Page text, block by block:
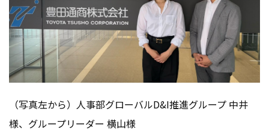
お役立ち資料
（写真左から）人事部グローバルD&I推進グループ 中井
様、グループリーダー 横山様